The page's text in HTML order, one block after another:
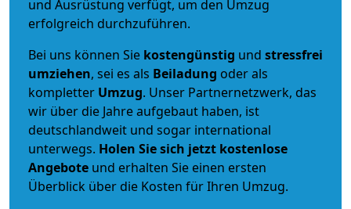
und Ausrüstung verfügt, um den Umzug
erfolgreich durchzuführen.
Bei uns können Sie kostengünstig und stressfrei
umziehen, sei es als Beiladung oder als
kompletter Umzug. Unser Partnernetzwerk, das
wir über die Jahre aufgebaut haben, ist
deutschlandweit und sogar international
unterwegs. Holen Sie sich jetzt kostenlose
Angebote und erhalten Sie einen ersten
Überblick über die Kosten für Ihren Umzug.